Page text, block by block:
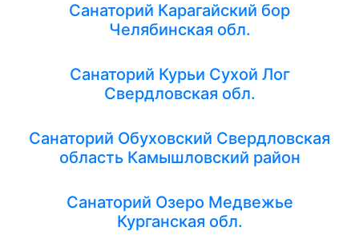
Санаторий Карагайский бор
Челябинская обл.
Санаторий Курьи Сухой Лог
Свердловская обл.
Санаторий Обуховский Свердловская
область Камышловский район
Санаторий Озеро Медвежье
Курганская обл.